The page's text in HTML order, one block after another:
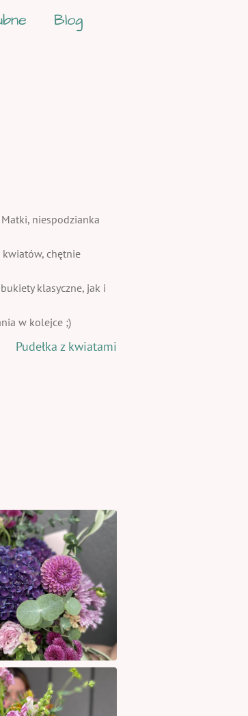
Blog
niespodzianka
chętnie
klasyczne, jak i
w kolejce ;)
Pudełka z kwiatami